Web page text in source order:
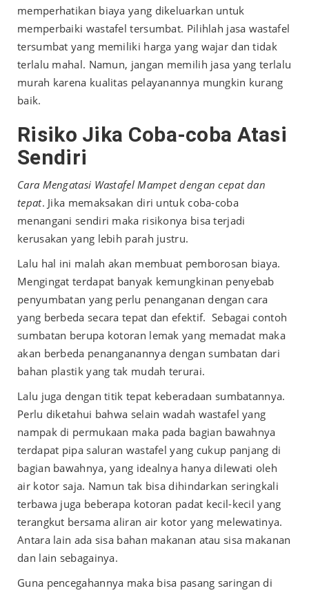
memperhatikan biaya yang dikeluarkan untuk
memperbaiki wastafel tersumbat. Pilihlah jasa wastafel
tersumbat yang memiliki harga yang wajar dan tidak
terlalu mahal. Namun, jangan memilih jasa yang terlalu
murah karena kualitas pelayanannya mungkin kurang
baik.
Risiko Jika Coba-coba Atasi
Sendiri
Cara Mengatasi Wastafel Mampet dengan cepat dan
tepat. Jika memaksakan diri untuk coba-coba
menangani sendiri maka risikonya bisa terjadi
kerusakan yang lebih parah justru.
Lalu hal ini malah akan membuat pemborosan biaya.
Mengingat terdapat banyak kemungkinan penyebab
penyumbatan yang perlu penanganan dengan cara
yang berbeda secara tepat dan efektif. Sebagai contoh
sumbatan berupa kotoran lemak yang memadat maka
akan berbeda penanganannya dengan sumbatan dari
bahan plastik yang tak mudah terurai.
Lalu juga dengan titik tepat keberadaan sumbatannya.
Perlu diketahui bahwa selain wadah wastafel yang
nampak di permukaan maka pada bagian bawahnya
terdapat pipa saluran wastafel yang cukup panjang di
bagian bawahnya, yang idealnya hanya dilewati oleh
air kotor saja. Namun tak bisa dihindarkan seringkali
terbawa juga beberapa kotoran padat kecil-kecil yang
terangkut bersama aliran air kotor yang melewatinya.
Antara lain ada sisa bahan makanan atau sisa makanan
dan lain sebagainya.
Guna pencegahannya maka bisa pasang saringan di